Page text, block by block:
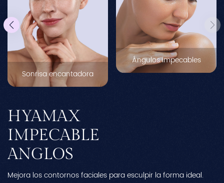
中文
Sonrisa encantadora
Ángulos impecables
HYAMAX
IMPECABLE
ANGLOS
Mejora los contornos faciales para esculpir la forma ideal.